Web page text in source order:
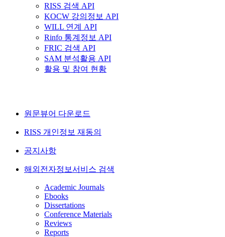
RISS 검색 API
KOCW 강의정보 API
WILL 연계 API
Rinfo 통계정보 API
FRIC 검색 API
SAM 분석활용 API
활용 및 참여 현황
원문뷰어 다운로드
RISS 개인정보 재동의
공지사항
해외전자정보서비스 검색
Academic Journals
Ebooks
Dissertations
Conference Materials
Reviews
Reports